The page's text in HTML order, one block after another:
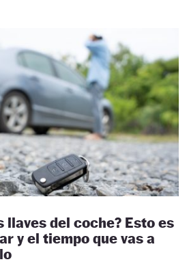
llaves del coche? Esto es
y el tiempo que vas a